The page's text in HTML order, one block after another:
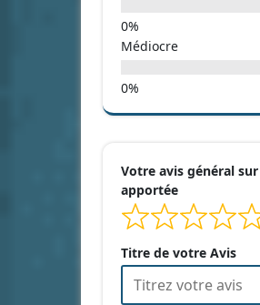
Médiocre
Votre avis général
apportée
Titre de votre Avis